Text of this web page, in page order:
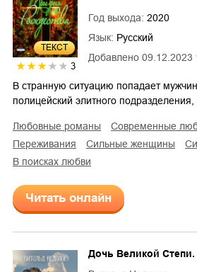
ТЕКСТ
3
Добавлено 09.12.2023
Год выхода: 2020
Язык: Русский
В странную ситуацию попадает
полицейский элитного подразделения,
любовные романы
современные
переживания
сильные женщины
в поисках любви
Читать онлайн
Дочь Великой Степи.